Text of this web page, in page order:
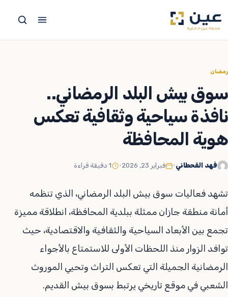
إلى
رمضان
سوق بيش البلد الرمضاني..
نافذة سياحية وثقافية تعكس
هوية المحافظة
فهد القحطاني• فبراير 23, 2026 • 1 دقيقة قراءة
تشهد فعاليات سوق بيش البلد الرمضاني، الذي تنظمه
أمانة منطقة جازان ممثلة ببلدية المحافظة، انطلاقة مميزة
تجمع بين الأبعاد السياحية والثقافية والاقتصادية، حيث
توافد الزوار منذ اللحظات الأولى للاستمتاع بالأجواء
الرمضانية الجميلة التي تعكس التراث وتحيي الموروث
الشعبي في موقع تاريخي يرتبط بسوق بيش القديم.